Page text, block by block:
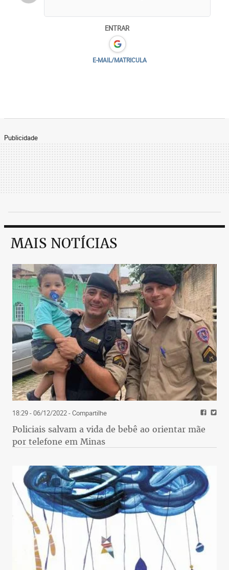
ENTRAR
E-MAIL/MATRICULA
Publicidade
MAIS NOTÍCIAS
18:29 - 06/12/2022- Compartilhe
Policiais salvam a vida de bebê ao orientar mãe
por telefone em Minas